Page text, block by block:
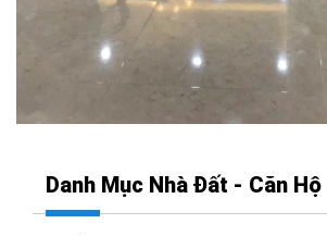
Danh Mục Nhà Đất - Căn Hộ